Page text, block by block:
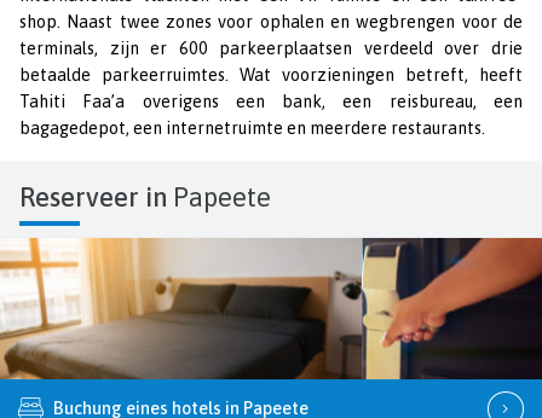
shop. Naast twee zones voor ophalen en wegbrengen voor de
terminals, zijn er 600 parkeerplaatsen verdeeld over drie
betaalde parkeerruimtes. Wat voorzieningen betreft, heeft
Tahiti Faa’a overigens een bank, een reisbureau, een
bagagedepot, een internetruimte en meerdere restaurants.
Reserveer in Papeete
Buchung eines hotels in Papeete